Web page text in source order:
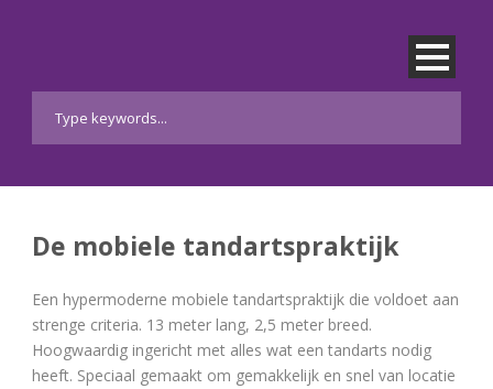
De mobiele tandartspraktijk
Een hypermoderne mobiele tandartspraktijk die voldoet aan
strenge criteria. 13 meter lang, 2,5 meter breed.
Hoogwaardig ingericht met alles wat een tandarts nodig
heeft. Speciaal gemaakt om gemakkelijk en snel van locatie